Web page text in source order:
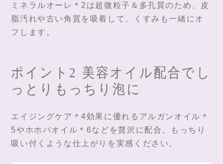
ミネラルオーレ＊2は超微粒子＆多孔質のため、皮
脂汚れや古い角質を吸着して、くすみも一緒にオ
フします。
ポイント2 美容オイル配合でし
っとりもっちり泡に
エイジングケア＊4効果に優れるアルガンオイル＊
5やホホバオイル＊6などを贅沢に配合。もっちり
吸い付くような仕上がりを実感ください。